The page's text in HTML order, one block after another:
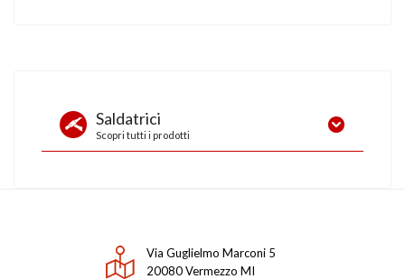
Saldatrici
Scopri tutti i prodotti
Dynasty 210
Via Guglielmo Marconi 5
20080 Vermezzo MI